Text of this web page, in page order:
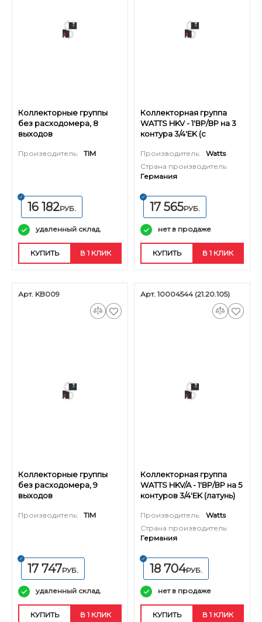
Коллекторные группы
без расходомера, 8
выходов
Производитель: TIM
16 182РУБ.
удаленный склад.
КУПИТЬ В 1 КЛИК
Коллекторная группа
WATTS HKV - 1'ВР/ВР на 3
контура 3/4'EK (с
Производитель:
Watts
Страна производитель:
Германия
17 565РУБ.
нет в продаже
КУПИТЬ В 1 КЛИК
Арт. KB009
Коллекторные группы
без расходомера, 9
выходов
Производитель: TIM
17 747РУБ.
удаленный склад.
КУПИТЬ В 1 КЛИК
Арт. 10004544 (21.20.105)
Коллекторная группа
WATTS HKV/A - 1'ВР/ВР на 5
контуров 3/4'EK (латунь)
Производитель:
Watts
Страна производитель:
Германия
18 704РУБ.
нет в продаже
КУПИТЬ В 1 КЛИК